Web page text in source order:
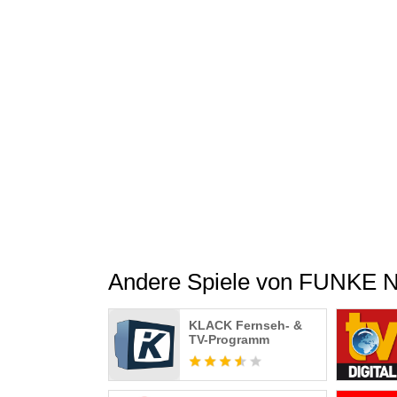
Gleich sehen, was auf 3Sat, Arte oder den
Nachrichten- & Informationssendungen
Dazu alle wichtigen Nachrichten- und
Talkshows wie Anne Will.
Andere Spiele von FUNKE
KLACK Fernseh- &
TV-Programm